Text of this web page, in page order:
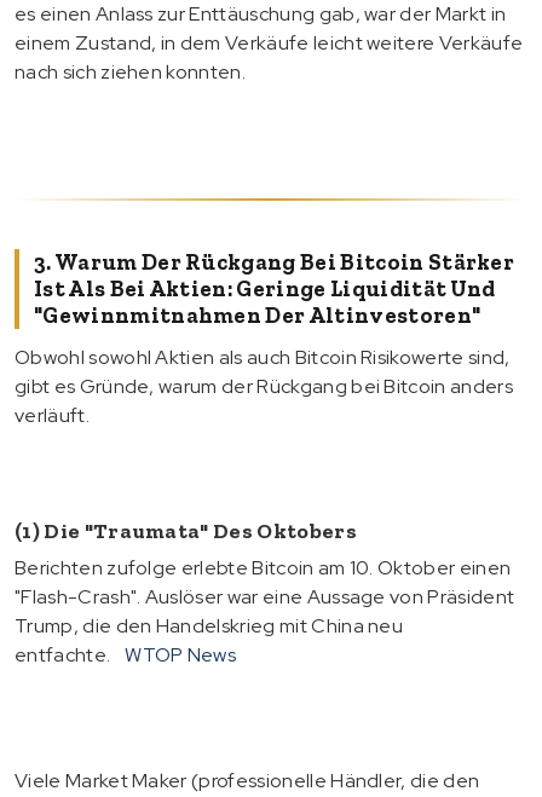
es einen Anlass zur Enttäuschung gab, war der Markt in
einem Zustand, in dem Verkäufe leicht weitere Verkäufe
nach sich ziehen konnten.
3. Warum Der Rückgang Bei Bitcoin Stärker
Ist Als Bei Aktien: Geringe Liquidität Und
"Gewinnmitnahmen Der Altinvestoren"
Obwohl sowohl Aktien als auch Bitcoin Risikowerte sind,
gibt es Gründe, warum der Rückgang bei Bitcoin anders
verläuft.
(1) Die "Traumata" Des Oktobers
Berichten zufolge erlebte Bitcoin am 10. Oktober einen
"Flash-Crash". Auslöser war eine Aussage von Präsident
Trump, die den Handelskrieg mit China neu
entfachte.
WTOP News
Viele Market Maker (professionelle Händler, die den